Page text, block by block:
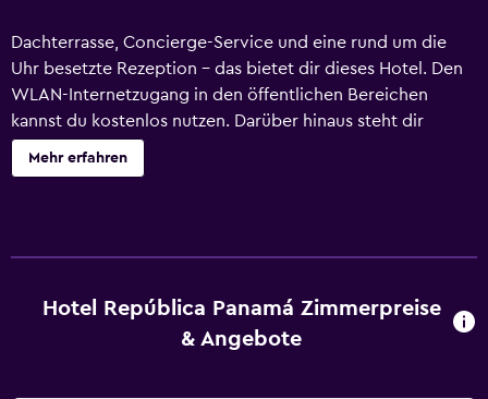
Dachterrasse, Concierge-Service und eine rund um die
Uhr besetzte Rezeption – das bietet dir dieses Hotel. Den
WLAN-Internetzugang in den öffentlichen Bereichen
kannst du kostenlos nutzen. Darüber hinaus steht dir
Folgendes zur Verfügung: Unterstützung bei der
Tourenplanung/beim Ticketerwerb, ein Tresorfach an der
Folgendes: Duschen. Dieses Hotel in Panama-Stadt bietet
dir einen kostenlosen WLAN-Zugang. Zur
Mehr erfahren
Hotel República Panamá Zimmerpreise
& Angebote